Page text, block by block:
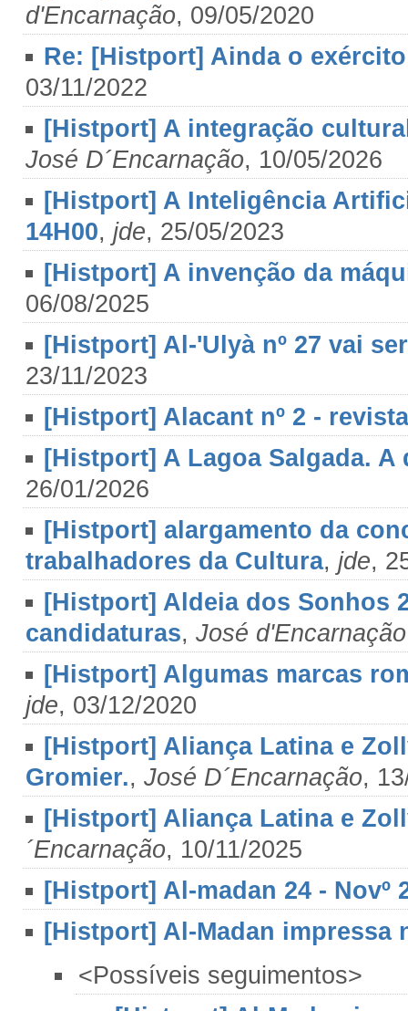
d'Encarnação, 09/05/2020
Re: [Histport] Ainda o
03/11/2022
[Histport] A integração
José D´Encarnação, 10/05/2026
[Histport] A Inteligência
14H00, jde, 25/05/2023
[Histport] A invenção da
06/08/2025
[Histport] Al-'Ulyà nº 27 vai
23/11/2023
[Histport] Alacant nº 2 -
[Histport] A Lagoa Salgada.
26/01/2026
[Histport] alargamento da
trabalhadores da Cultura, jde,
[Histport] Aldeia dos Sonhos
candidaturas, José d'Encarnação
[Histport] Algumas marcas
jde, 03/12/2020
[Histport] Aliança Latina e
Gromier., José D´Encarnação,
[Histport] Aliança Latina e
´Encarnação, 10/11/2025
[Histport] Al-madan 24 - Novº
[Histport] Al-Madan impressa
<Possíveis seguimentos>